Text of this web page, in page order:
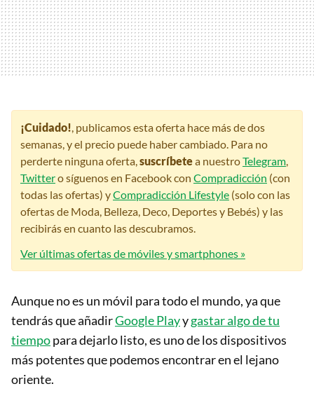
¡Cuidado!, publicamos esta oferta hace más de dos
semanas, y el precio puede haber cambiado. Para no
perderte ninguna oferta,suscríbetea nuestroTelegram,
Twittero síguenos en Facebook con Compradicción (con
todas las ofertas) yCompradicción Lifestyle (solo con las
ofertas de Moda, Belleza, Deco, Deportes y Bebés) y las
recibirás en cuanto las descubramos.
Ver últimas ofertas de móviles y smartphones »
Aunque no es un móvil para todo el mundo, ya que
tendrás que añadirGoogle Playygastar algo de tu
tiempopara dejarlo listo, es uno de los dispositivos
más potentes que podemos encontrar en el lejano
oriente.